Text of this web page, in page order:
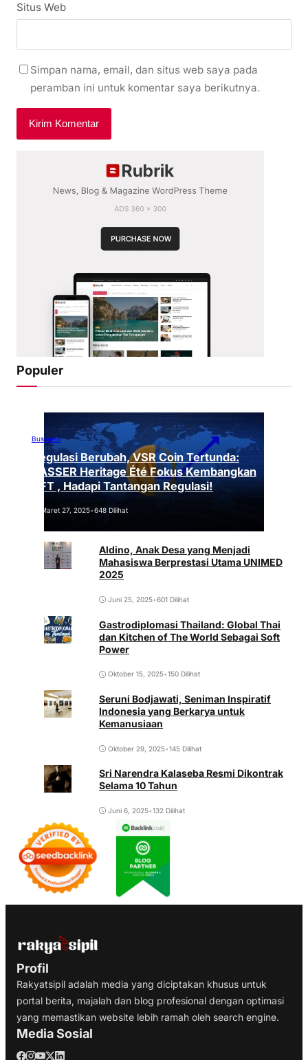
Situs Web
Simpan nama, email, dan situs web saya pada
peramban ini untuk komentar saya berikutnya.
Populer
Business
Regulasi Berubah, VSR Coin Tertunda:
VASSER Heritage Été Fokus Kembangkan
NFT , Hadapi Tantangan Regulasi!
Maret 27, 2025•648 Dilihat
Aldino, Anak Desa yang Menjadi
Mahasiswa Berprestasi Utama UNIMED
2025
Juni 25, 2025•601 Dilihat
Gastrodiplomasi Thailand: Global Thai
dan Kitchen of The World Sebagai Soft
Power
Oktober 15, 2025•150 Dilihat
Seruni Bodjawati, Seniman Inspiratif
Indonesia yang Berkarya untuk
Kemanusiaan
Oktober 29, 2025•145 Dilihat
Sri Narendra Kalaseba Resmi Dikontrak
Selama 10 Tahun
Juni 6, 2025•132 Dilihat
Profil
Rakyatsipil adalah media yang diciptakan khusus untuk
portal berita, majalah dan blog profesional dengan optimasi
yang memastikan website lebih ramah oleh search engine.
Media Sosial